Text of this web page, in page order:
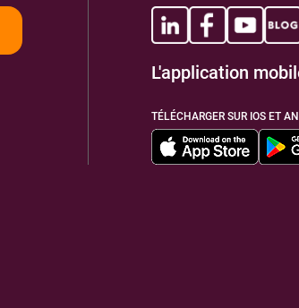
L'application
TÉLÉCHARGER SUR IOS ET